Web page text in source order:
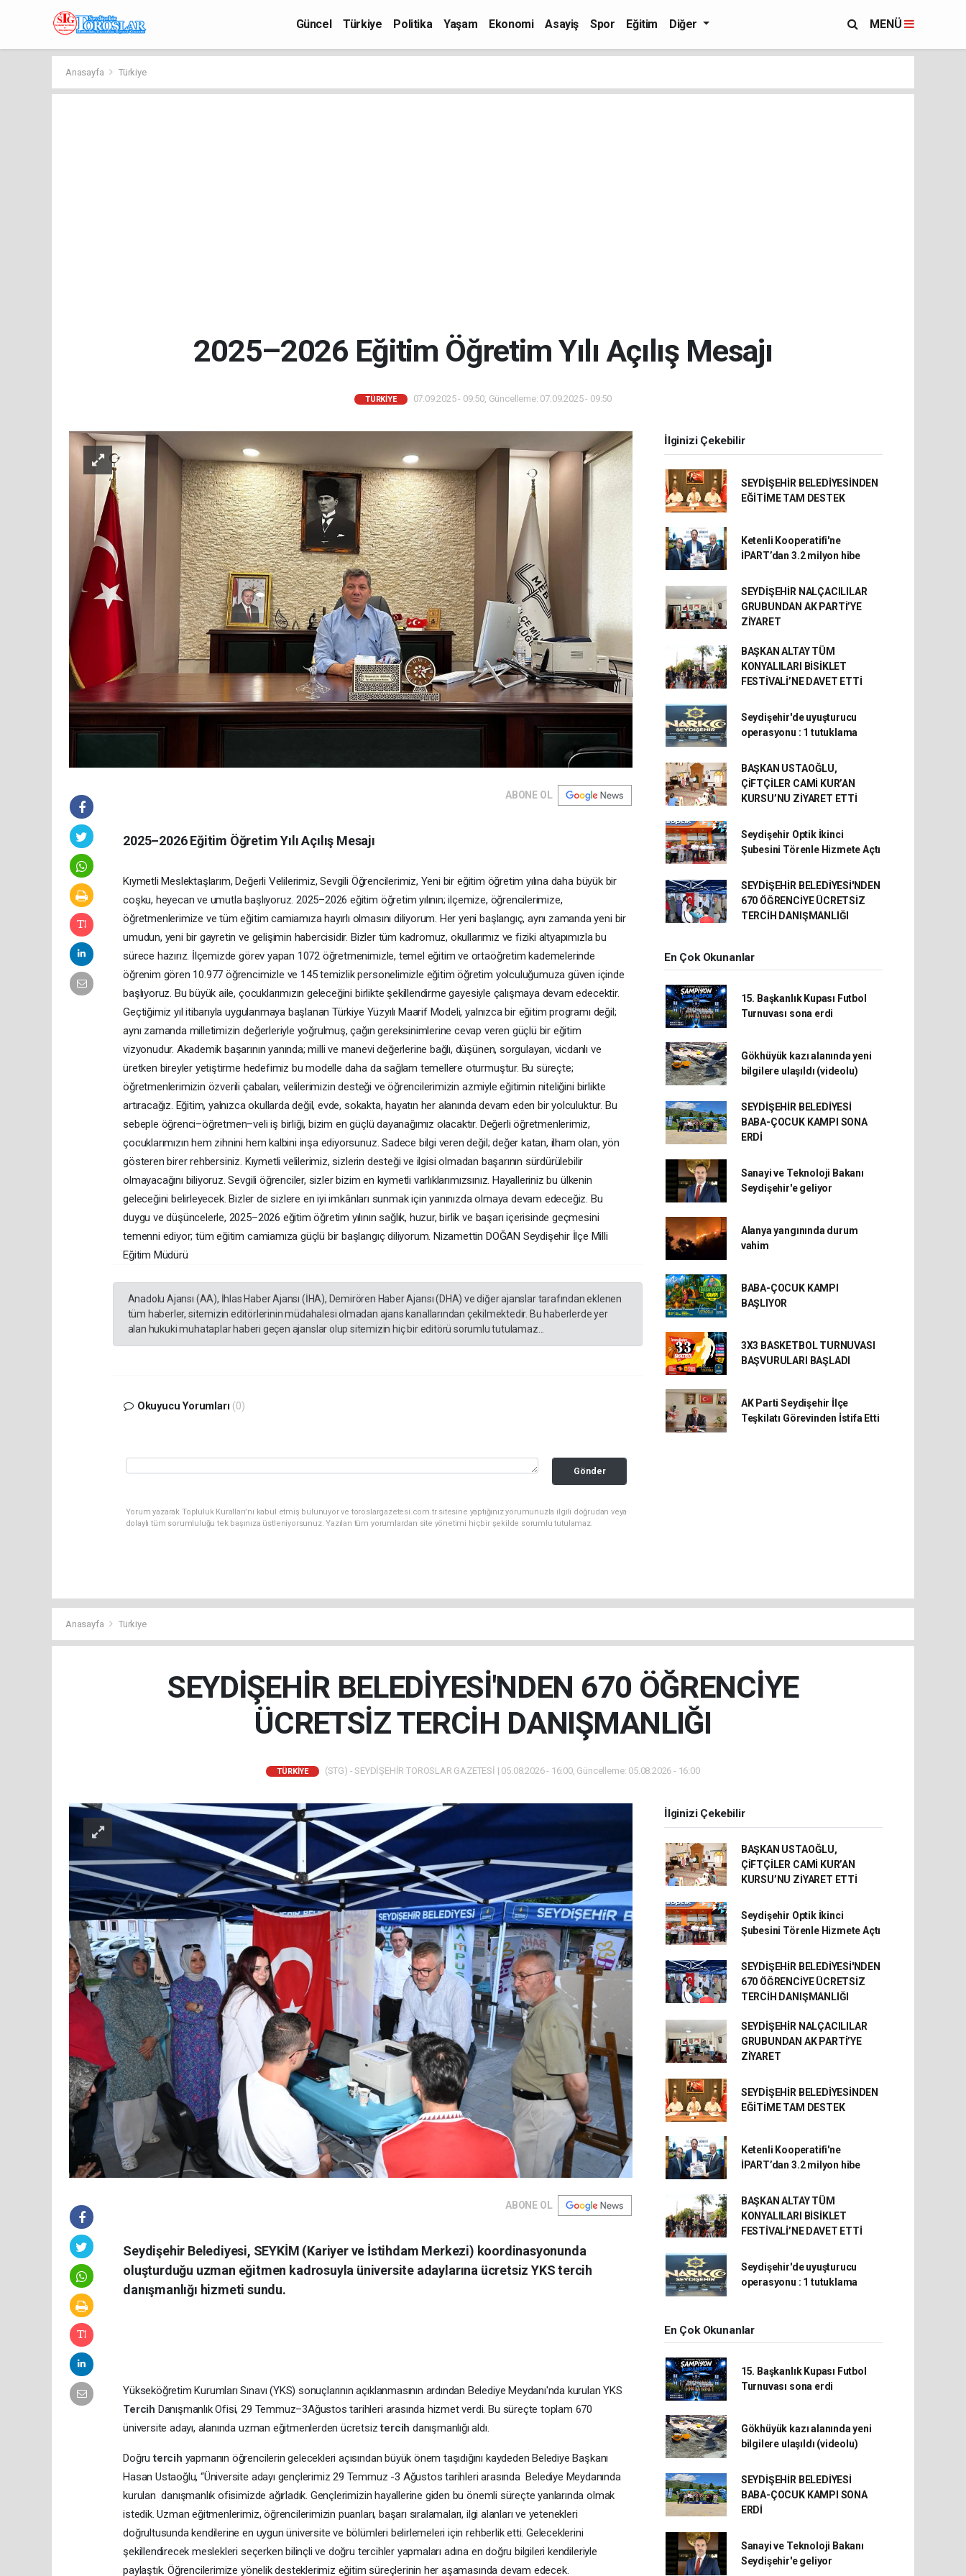
Güncel Türkiye Politika Yaşam Ekonomi Asayiş Spor Eğitim Diğer MENÜ
Anasayfa Türkiye
2025–2026 Eğitim Öğretim Yılı Açılış Mesajı
TÜRKIYE 07.09.2025 - 09:50, Güncelleme: 07.09.2025 - 09:50
ABONE OL
2025–2026 Eğitim Öğretim Yılı Açılış Mesajı
Kıymetli Meslektaşlarım, Değerli Velilerimiz, Sevgili Öğrencilerimiz, Yeni bir eğitim öğretim yılına daha büyük bir
coşku, heyecan ve umutla başlıyoruz. 2025–2026 eğitim öğretim yılının; ilçemize, öğrencilerimize,
öğretmenlerimize ve tüm eğitim camiamıza hayırlı olmasını diliyorum. Her yeni başlangıç, aynı zamanda yeni bir
umudun, yeni bir gayretin ve gelişimin habercisidir. Bizler tüm kadromuz, okullarımız ve fiziki altyapımızla bu
sürece hazırız. İlçemizde görev yapan 1072 öğretmenimizle, temel eğitim ve ortaöğretim kademelerinde
öğrenim gören 10.977 öğrencimizle ve 145 temizlik personelimizle eğitim öğretim yolculuğumuza güven içinde
başlıyoruz. Bu büyük aile, çocuklarımızın geleceğini birlikte şekillendirme gayesiyle çalışmaya devam edecektir.
Geçtiğimiz yıl itibarıyla uygulanmaya başlanan Türkiye Yüzyılı Maarif Modeli, yalnızca bir eğitim programı değil;
aynı zamanda milletimizin değerleriyle yoğrulmuş, çağın gereksinimlerine cevap veren güçlü bir eğitim
vizyonudur. Akademik başarının yanında; milli ve manevi değerlerine bağlı, düşünen, sorgulayan, vicdanlı ve
üretken bireyler yetiştirme hedefimiz bu modelle daha da sağlam temellere oturmuştur. Bu süreçte;
öğretmenlerimizin özverili çabaları, velilerimizin desteği ve öğrencilerimizin azmiyle eğitimin niteliğini birlikte
artıracağız. Eğitim, yalnızca okullarda değil, evde, sokakta, hayatın her alanında devam eden bir yolculuktur. Bu
sebeple öğrenci–öğretmen–veli iş birliği, bizim en güçlü dayanağımız olacaktır. Değerli öğretmenlerimiz,
çocuklarımızın hem zihnini hem kalbini inşa ediyorsunuz. Sadece bilgi veren değil; değer katan, ilham olan, yön
gösteren birer rehbersiniz. Kıymetli velilerimiz, sizlerin desteği ve ilgisi olmadan başarının sürdürülebilir
olmayacağını biliyoruz. Sevgili öğrenciler, sizler bizim en kıymetli varlıklarımızsınız. Hayalleriniz bu ülkenin
geleceğini belirleyecek. Bizler de sizlere en iyi imkânları sunmak için yanınızda olmaya devam edeceğiz. Bu
duygu ve düşüncelerle, 2025–2026 eğitim öğretim yılının sağlık, huzur, birlik ve başarı içerisinde geçmesini
temenni ediyor; tüm eğitim camiamıza güçlü bir başlangıç diliyorum. Nizamettin DOĞAN Seydişehir İlçe Milli
Eğitim Müdürü
Anadolu Ajansı (AA), İhlas Haber Ajansı (İHA), Demirören Haber Ajansı (DHA) ve diğer ajanslar tarafından eklenen
tüm haberler, sitemizin editörlerinin müdahalesi olmadan ajans kanallarından çekilmektedir. Bu haberlerde yer
alan hukuki muhataplar haberi geçen ajanslar olup sitemizin hiç bir editörü sorumlu tutulamaz...
Okuyucu Yorumları (0)
Gönder
Yorum yazarak Topluluk Kuralları’nı kabul etmiş bulunuyor ve toroslargazetesi.com.tr sitesine yaptığınız yorumunuzla ilgili doğrudan veya
dolaylı tüm sorumluluğu tek başınıza üstleniyorsunuz. Yazılan tüm yorumlardan site yönetimi hiçbir şekilde sorumlu tutulamaz.
İlginizi Çekebilir
SEYDİŞEHİR BELEDİYESİNDEN
EĞİTİME TAM DESTEK
Ketenli Kooperatifi'ne
İPART’dan 3.2 milyon hibe
SEYDİŞEHİR NALÇACILILAR
GRUBUNDAN AK PARTİ’YE
ZİYARET
BAŞKAN ALTAY TÜM
KONYALILARI BİSİKLET
FESTİVALİ’NE DAVET ETTİ
Seydişehir'de uyuşturucu
operasyonu : 1 tutuklama
BAŞKAN USTAOĞLU,
ÇİFTÇİLER CAMİ KUR’AN
KURSU’NU ZİYARET ETTİ
Seydişehir Optik İkinci
Şubesini Törenle Hizmete Açtı
SEYDİŞEHİR BELEDİYESİ'NDEN
670 ÖĞRENCİYE ÜCRETSİZ
TERCİH DANIŞMANLIĞI
En Çok Okunanlar
15. Başkanlık Kupası Futbol
Turnuvası sona erdi
Gökhüyük kazı alanında yeni
bilgilere ulaşıldı (videolu)
SEYDİŞEHİR BELEDİYESİ
BABA-ÇOCUK KAMPI SONA
ERDİ
Sanayi ve Teknoloji Bakanı
Seydişehir'e geliyor
Alanya yangınında durum
vahim
BABA-ÇOCUK KAMPI
BAŞLIYOR
3X3 BASKETBOL TURNUVASI
BAŞVURULARI BAŞLADI
AK Parti Seydişehir İlçe
Teşkilatı Görevinden İstifa Etti
Anasayfa Türkiye
SEYDİŞEHİR BELEDİYESİ'NDEN 670 ÖĞRENCİYE
ÜCRETSİZ TERCİH DANIŞMANLIĞI
TÜRKIYE (STG) - SEYDİŞEHİR TOROSLAR GAZETESİ | 05.08.2026 - 16:00, Güncelleme: 05.08.2026 - 16:00
ABONE OL
Seydişehir Belediyesi, SEYKİM (Kariyer ve İstihdam Merkezi) koordinasyonunda
oluşturduğu uzman eğitmen kadrosuyla üniversite adaylarına ücretsiz YKS tercih
danışmanlığı hizmeti sundu.
Yükseköğretim Kurumları Sınavı (YKS) sonuçlarının açıklanmasının ardından Belediye Meydanı'nda kurulan YKS
Tercih Danışmanlık Ofisi, 29 Temmuz–3Ağustos tarihleri arasında hizmet verdi. Bu süreçte toplam 670
üniversite adayı, alanında uzman eğitmenlerden ücretsiztercih danışmanlığı aldı.
Doğrutercih yapmanın öğrencilerin gelecekleri açısından büyük önem taşıdığını kaydeden Belediye Başkanı
Hasan Ustaoğlu, “Üniversite adayı gençlerimiz 29 Temmuz -3 Ağustos tarihleri arasında Belediye Meydanında
kurulan danışmanlık ofisimizde ağırladık. Gençlerimizin hayallerine giden bu önemli süreçte yanlarında olmak
istedik. Uzman eğitmenlerimiz, öğrencilerimizin puanları, başarı sıralamaları, ilgi alanları ve yetenekleri
doğrultusunda kendilerine en uygun üniversite ve bölümleri belirlemeleri için rehberlik etti. Geleceklerini
şekillendirecek meslekleri seçerken bilinçli ve doğru tercihler yapmaları adına en doğru bilgileri kendileriyle
paylaştık. Öğrencilerimize yönelik desteklerimiz eğitim süreçlerinin her aşamasında devam edecek.
İlginizi Çekebilir
BAŞKAN USTAOĞLU,
ÇİFTÇİLER CAMİ KUR’AN
KURSU’NU ZİYARET ETTİ
Seydişehir Optik İkinci
Şubesini Törenle Hizmete Açtı
SEYDİŞEHİR BELEDİYESİ'NDEN
670 ÖĞRENCİYE ÜCRETSİZ
TERCİH DANIŞMANLIĞI
SEYDİŞEHİR NALÇACILILAR
GRUBUNDAN AK PARTİ’YE
ZİYARET
SEYDİŞEHİR BELEDİYESİNDEN
EĞİTİME TAM DESTEK
Ketenli Kooperatifi'ne
İPART’dan 3.2 milyon hibe
BAŞKAN ALTAY TÜM
KONYALILARI BİSİKLET
FESTİVALİ’NE DAVET ETTİ
Seydişehir'de uyuşturucu
operasyonu : 1 tutuklama
En Çok Okunanlar
15. Başkanlık Kupası Futbol
Turnuvası sona erdi
Gökhüyük kazı alanında yeni
bilgilere ulaşıldı (videolu)
SEYDİŞEHİR BELEDİYESİ
BABA-ÇOCUK KAMPI SONA
ERDİ
Sanayi ve Teknoloji Bakanı
Seydişehir'e geliyor